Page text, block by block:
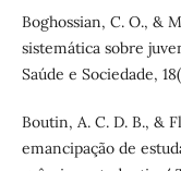
Boghossian, C. O., &
sistemática sobre
Saúde e Sociedade,
Boutin, A. C. D. B., &
emancipação de